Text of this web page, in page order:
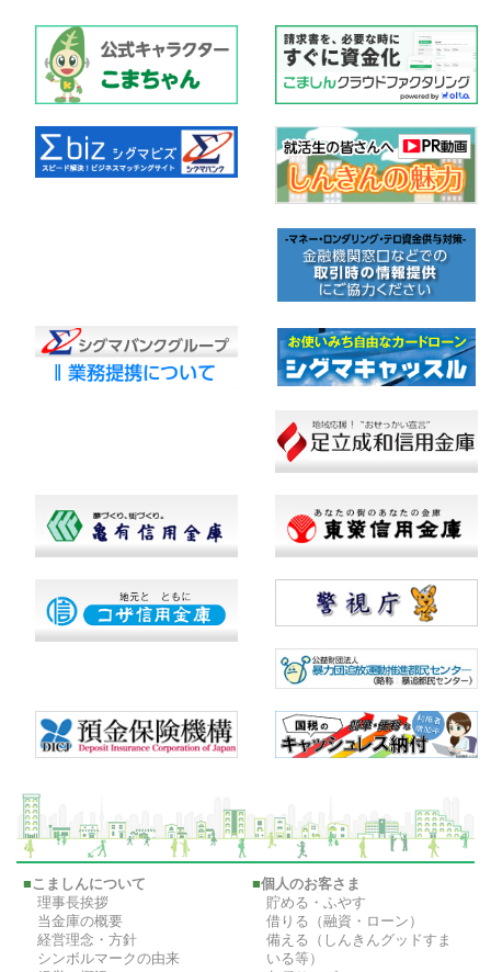
■こましんについて
理事長挨拶
当金庫の概要
経営理念・方針
シンボルマークの由来
■個人のお客さま
貯める・ふやす
借りる（融資・ローン）
備える（しんきんグッドすま
いる等）